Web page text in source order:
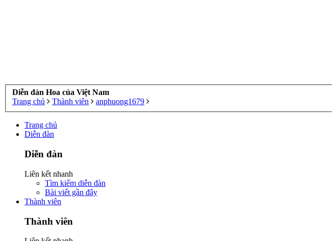
Diễn đàn Hoa của Việt Nam
Trang chủ
Thành viên anphuong1679
Trang chủ
Diễn đàn
Diễn đàn
Liên kết nhanh
Tìm kiếm diễn đàn
Bài viết gần đây
Thành viên
Thành viên